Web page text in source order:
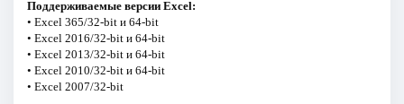
Поддерживаемые версии Excel:
• Excel 365/32-bit и 64-bit
• Excel 2016/32-bit и 64-bit
• Excel 2013/32-bit и 64-bit
• Excel 2010/32-bit и 64-bit
• Excel 2007/32-bit